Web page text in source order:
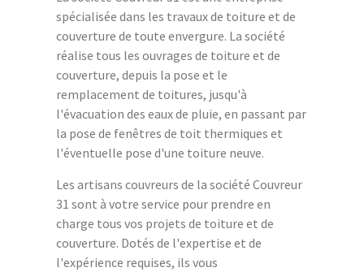
spécialisée dans les travaux de toiture et de
couverture de toute envergure. La société
réalise tous les ouvrages de toiture et de
couverture, depuis la pose et le
remplacement de toitures, jusqu'à
l'évacuation des eaux de pluie, en passant par
la pose de fenêtres de toit thermiques et
l'éventuelle pose d'une toiture neuve.
Les artisans couvreurs de la société Couvreur
31 sont à votre service pour prendre en
charge tous vos projets de toiture et de
couverture. Dotés de l'expertise et de
l'expérience requises, ils vous